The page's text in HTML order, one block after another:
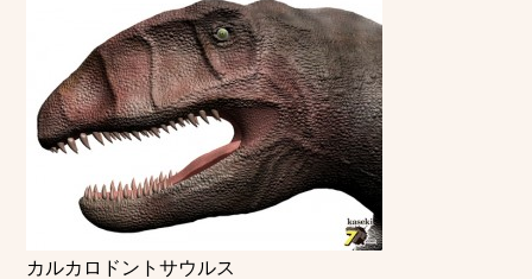
カルカロドントサウルス